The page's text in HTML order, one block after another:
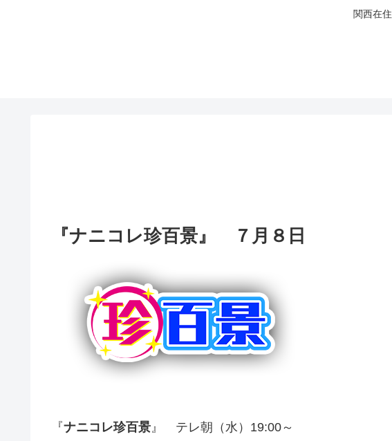
関西在
『ナニコレ珍百景』 ７月８日
『ナニコレ珍百景 』 テレ朝（水）19:00～